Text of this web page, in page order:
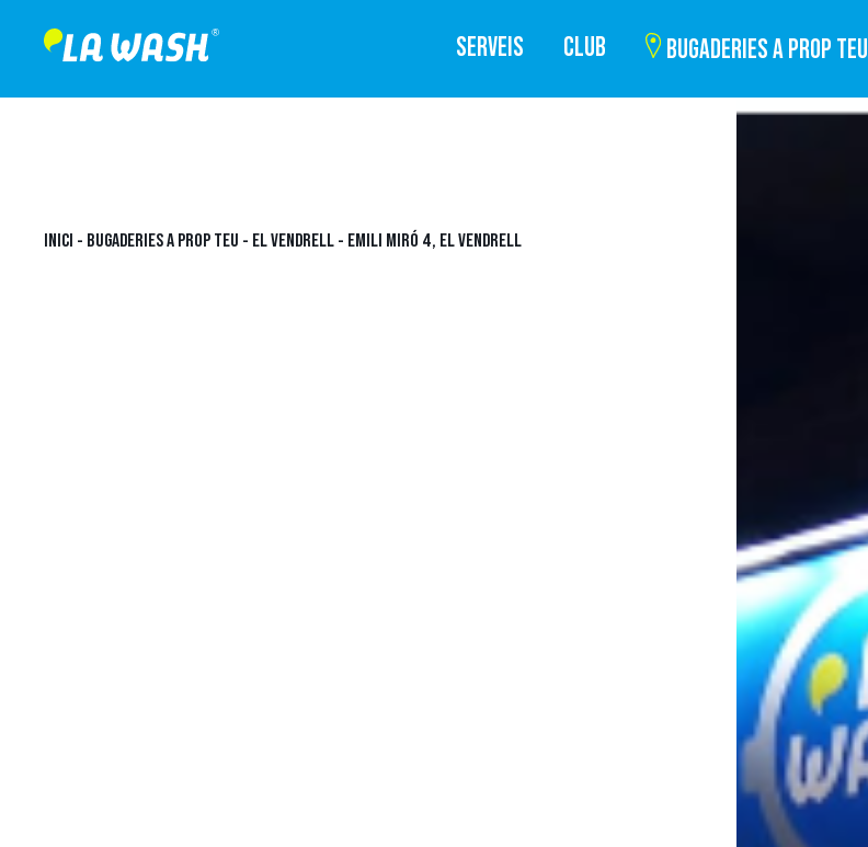
SERVEIS CLUB BUGADERIES A PROP TEU
INICI - BUGADERIES A PROP TEU - EL VENDRELL - EMILI MIRÓ 4, EL VENDRELL